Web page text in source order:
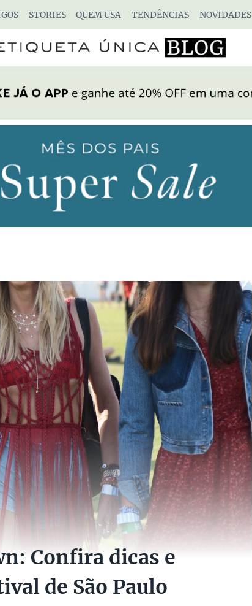
STORIES QUEM USA TENDÊNCIAS NOVIDADES
Confira dicas e
de São Paulo